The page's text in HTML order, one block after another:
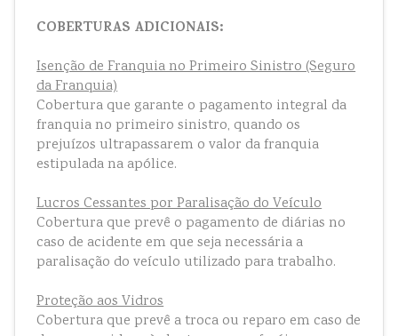
COBERTURAS ADICIONAIS:
Isenção de Franquia no Primeiro Sinistro (Seguro
da Franquia)
Cobertura que garante o pagamento integral da
franquia no primeiro sinistro, quando os
prejuízos ultrapassarem o valor da franquia
estipulada na apólice.
Lucros Cessantes por Paralisação do Veículo
Cobertura que prevê o pagamento de diárias no
caso de acidente em que seja necessária a
paralisação do veículo utilizado para trabalho.
Proteção aos Vidros
Cobertura que prevê a troca ou reparo em caso de